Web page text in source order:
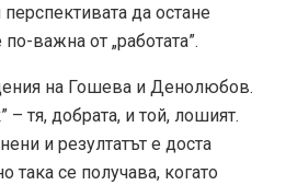
да остане
важна от „работата”.
на Гошева и Денолюбов.
– тя, добрата, и той, лошият.
и резултатът е доста
така се получава, когато